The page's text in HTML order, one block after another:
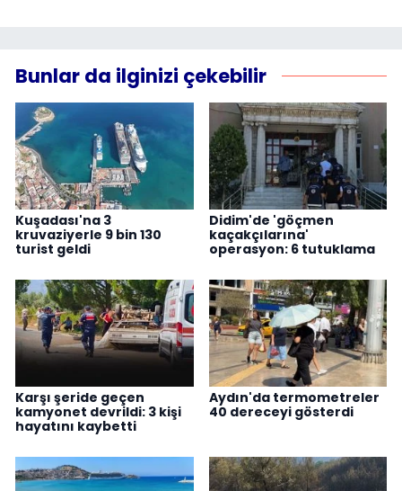
Bunlar da ilginizi çekebilir
Kuşadası'na 3
kruvaziyerle 9 bin 130
turist geldi
Didim'de 'göçmen
kaçakçılarına'
operasyon: 6 tutuklama
Karşı şeride geçen
kamyonet devrildi: 3 kişi
hayatını kaybetti
Aydın'da termometreler
40 dereceyi gösterdi